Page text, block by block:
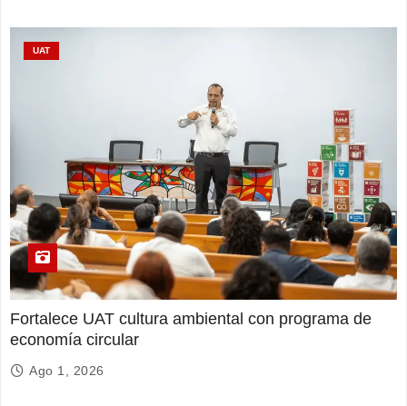
UAT
Fortalece UAT cultura ambiental con programa de
economía circular
Ago 1, 2026